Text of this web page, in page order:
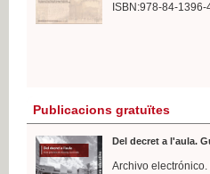
ISBN:978-84-1396-
Publicacions gratuïtes
Del decret a l'aula.
Archivo